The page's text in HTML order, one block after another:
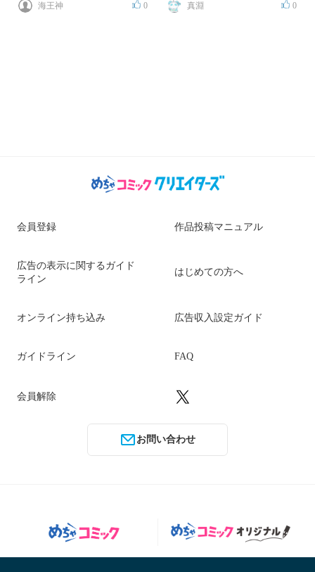
海王神 0 真淵 0
会員登録 作品投稿マニュアル
広告の表示に関するガイド
ライン
はじめての方へ
オンライン持ち込み 広告収入設定ガイド
ガイドライン FAQ
会員解除
お問い合わせ